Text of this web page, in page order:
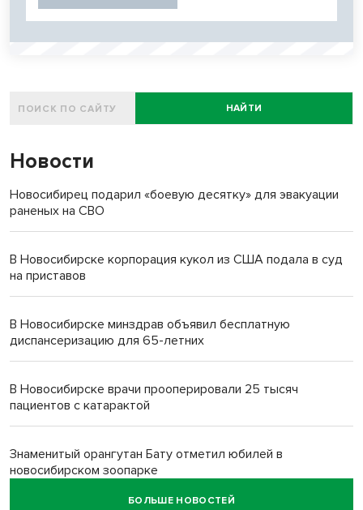
НАЙТИ
Новости
Новосибирец подарил «боевую десятку» для эвакуации
раненых на СВО
В Новосибирске корпорация кукол из США подала в суд
на приставов
В Новосибирске минздрав объявил бесплатную
диспансеризацию для 65-летних
В Новосибирске врачи прооперировали 25 тысяч
пациентов с катарактой
Знаменитый орангутан Бату отметил юбилей в
новосибирском зоопарке
БОЛЬШЕ НОВОСТЕЙ